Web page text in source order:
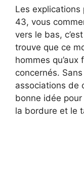
Les
43, vous
vers le bas,
trouve que ce
hommes
concernés.
associations de
bonne idée
la bordure et le